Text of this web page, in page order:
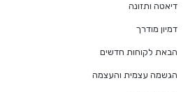
דיאטה ותזונה
דמיון מודרך
הבאת לקוחות חדשים
הגשמה עצמית והעצמה